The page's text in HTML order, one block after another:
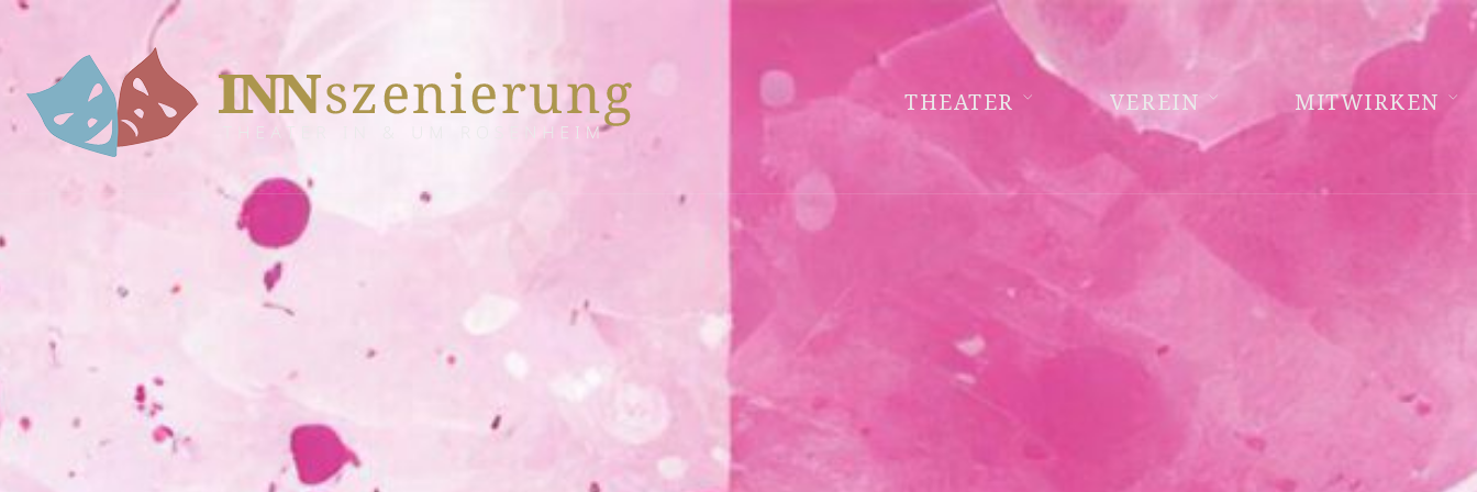
THEATER VEREIN MITWIRKEN